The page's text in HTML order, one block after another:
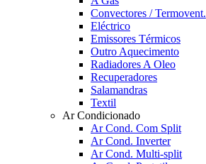
Convectores / Termovent.
Eléctrico
Emissores Térmicos
Outro Aquecimento
Radiadores A Oleo
Recuperadores
Salamandras
Textil
Ar Condicionado
Ar Cond. Com Split
Ar Cond. Inverter
Ar Cond. Multi-split